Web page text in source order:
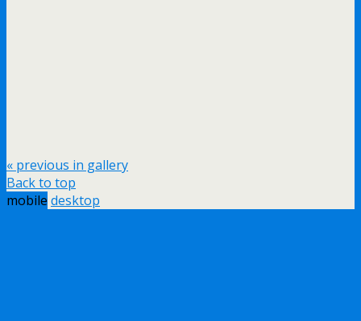
« previous in gallery
Back to top
mobile desktop